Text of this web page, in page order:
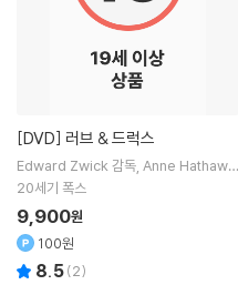
[DVD] 러브 & 드럭스
Edward Zwick 감독 Anne Hathawa
y주연 Jake Gyllenhaal
20세기 폭스
9,900원
100원
8.5(2)